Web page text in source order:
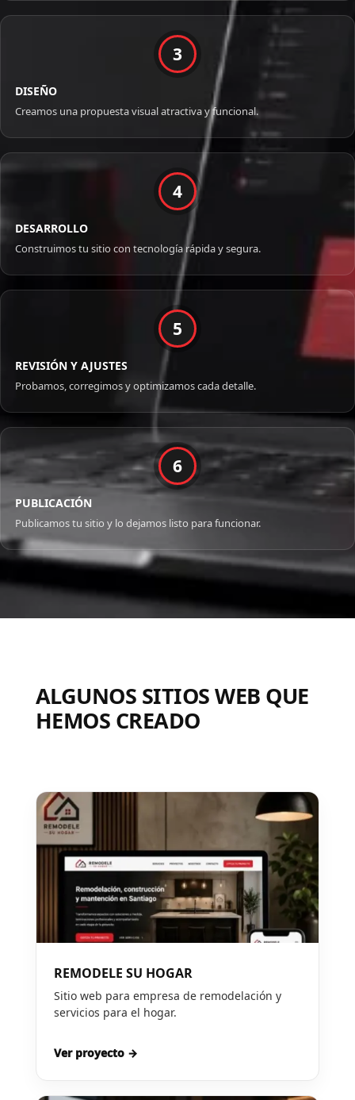
3
DISEÑO
Creamos una propuesta visual atractiva y funcional.
4
DESARROLLO
Construimos tu sitio con tecnología rápida y segura.
5
REVISIÓN Y AJUSTES
Probamos, corregimos y optimizamos cada detalle.
6
PUBLICACIÓN
Publicamos tu sitio y lo dejamos listo para funcionar.
ALGUNOS SITIOS WEB QUE
HEMOS CREADO
REMODELE SU HOGAR
Sitio web para empresa de remodelación y
servicios para el hogar.
Ver proyecto →